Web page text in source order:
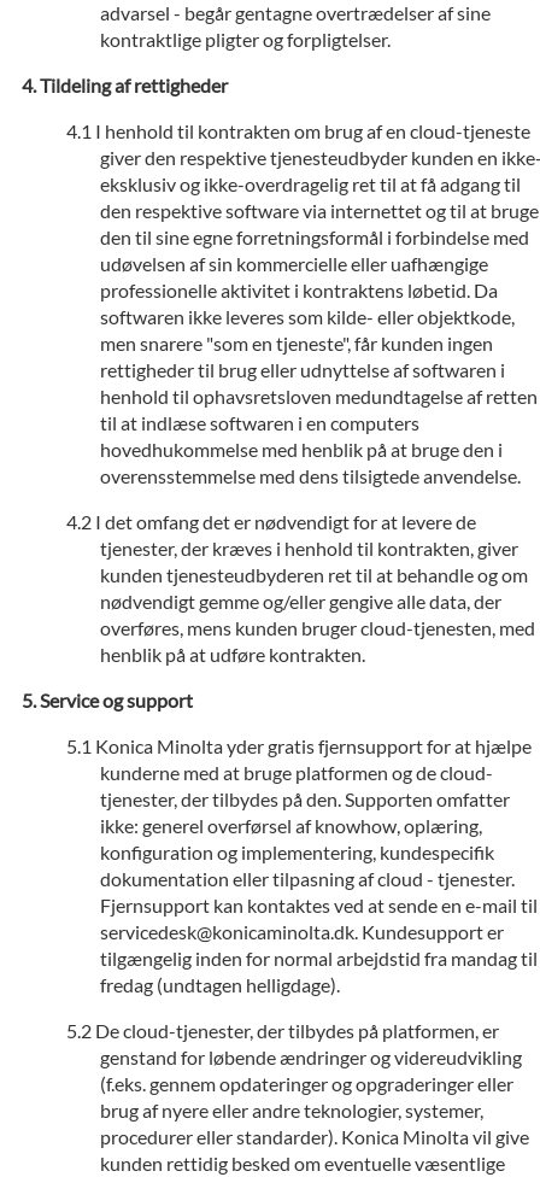
advarsel - begår gentagne overtrædelser af sine
kontraktlige pligter og forpligtelser.
Tildeling af rettigheder
I henhold til kontrakten om brug af en cloud-tjeneste
giver den respektive tjenesteudbyder kunden en
eksklusiv og ikke-overdragelig ret til at få adgang til
den respektive software via internettet og til at bruge
den til sine egne forretningsformål i forbindelse med
udøvelsen af sin kommercielle eller uafhængige
professionelle aktivitet i kontraktens løbetid. Da
softwaren ikke leveres som kilde- eller objektkode,
men snarere "som en tjeneste", får kunden ingen
rettigheder til brug eller udnyttelse af softwaren i
henhold til ophavsretsloven medundtagelse af retten
til at indlæse softwaren i en computers
hovedhukommelse med henblik på at bruge den i
overensstemmelse med dens tilsigtede anvendelse.
I det omfang det er nødvendigt for at levere de
tjenester, der kræves i henhold til kontrakten, giver
kunden tjenesteudbyderen ret til at behandle og om
nødvendigt gemme og/eller gengive alle data, der
overføres, mens kunden bruger cloud-tjenesten, med
henblik på at udføre kontrakten.
Service og support
Konica Minolta yder gratis fjernsupport for at hjælpe
kunderne med at bruge platformen og de cloud-
tjenester, der tilbydes på den. Supporten omfatter
ikke: generel overførsel af knowhow, oplæring,
konfiguration og implementering, kundespecifik
dokumentation eller tilpasning af cloud - tjenester.
Fjernsupport kan kontaktes ved at sende en e-mail til
servicedesk@konicaminolta.dk. Kundesupport er
tilgængelig inden for normal arbejdstid fra mandag til
fredag (undtagen helligdage).
De cloud-tjenester, der tilbydes på platformen, er
genstand for løbende ændringer og videreudvikling
(f.eks. gennem opdateringer og opgraderinger eller
brug af nyere eller andre teknologier, systemer,
procedurer eller standarder). Konica Minolta vil give
kunden rettidig besked om eventuelle væsentlige